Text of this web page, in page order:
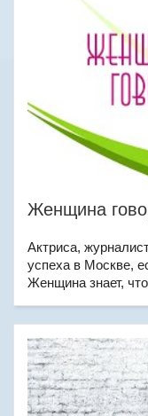
Женщина
Актриса,
успеха в Москве,
Женщина знает, что